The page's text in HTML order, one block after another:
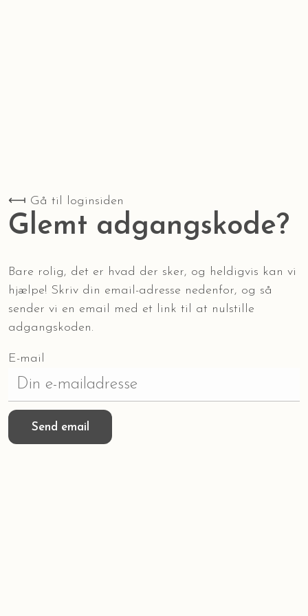
⟻ Gå til loginsiden
Glemt adgangskode?
Bare rolig, det er hvad der sker, og heldigvis kan vi
hjælpe! Skriv din email-adresse nedenfor, og så
sender vi en email med et link til at nulstille
adgangskoden.
E-mail
Send email